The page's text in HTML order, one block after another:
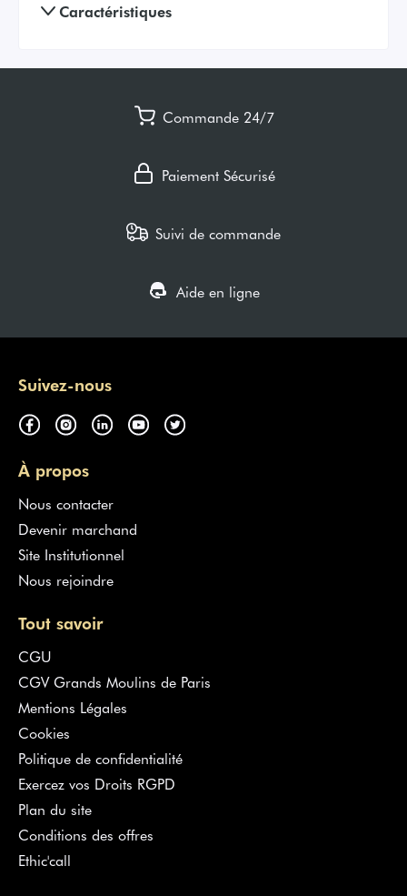
Caractéristiques
Commande 24/7
Paiement Sécurisé
Suivi de commande
Aide en ligne
Suivez-nous
À propos
Nous contacter
Devenir marchand
Site Institutionnel
Nous rejoindre
Tout savoir
CGU
CGV Grands Moulins de Paris
Mentions Légales
Cookies
Politique de confidentialité
Exercez vos Droits RGPD
Plan du site
Conditions des offres
Ethic'call